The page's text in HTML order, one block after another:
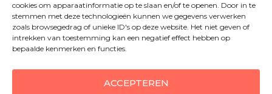
cookies om apparaatinformatie op te slaan en/of te openen. Door in te
stemmen met deze technologieën kunnen we gegevens verwerken
zoals browsegedrag of unieke ID's op deze website. Het niet geven of
intrekken van toestemming kan een negatief effect hebben op
bepaalde kenmerken en functies.
ACCEPTEREN
COOKIE POLICY (EU) DISCLAIMER CONTACT
CONVESIO.NLMET NEDERLANDSTALIGE INFORMATIE EN
GEVESTIGD IN DE VERENIGDE STATEN.
MELD JE EENVOUDIG AAN MET